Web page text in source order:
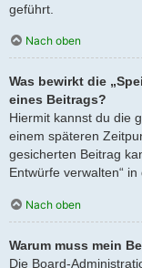
geführt.
Nach oben
Was bewirkt die
eines Beitrags?
Hiermit kannst du die
einem späteren
gesicherten Beitrag
Entwürfe verwalten“
Nach oben
Warum muss mein
Die Board-